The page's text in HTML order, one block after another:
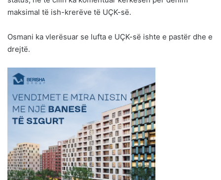
maksimal të ish-krerëve të UÇK-së.
Osmani ka vlerësuar se lufta e UÇK-së ishte e pastër dhe e
drejtë.